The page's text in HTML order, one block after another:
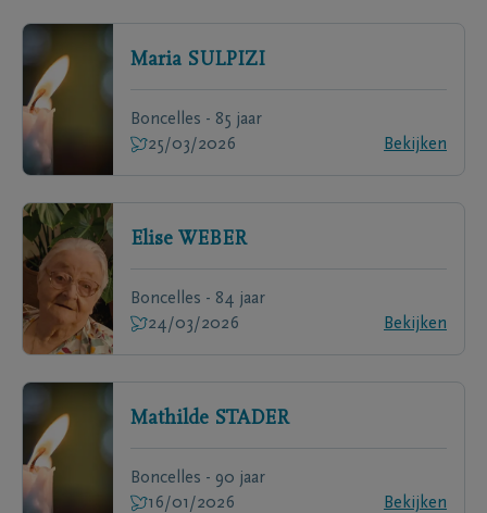
Maria SULPIZI
Boncelles - 85 jaar
25/03/2026
Bekijken
Elise WEBER
Boncelles - 84 jaar
24/03/2026
Bekijken
Mathilde STADER
Boncelles - 90 jaar
16/01/2026
Bekijken